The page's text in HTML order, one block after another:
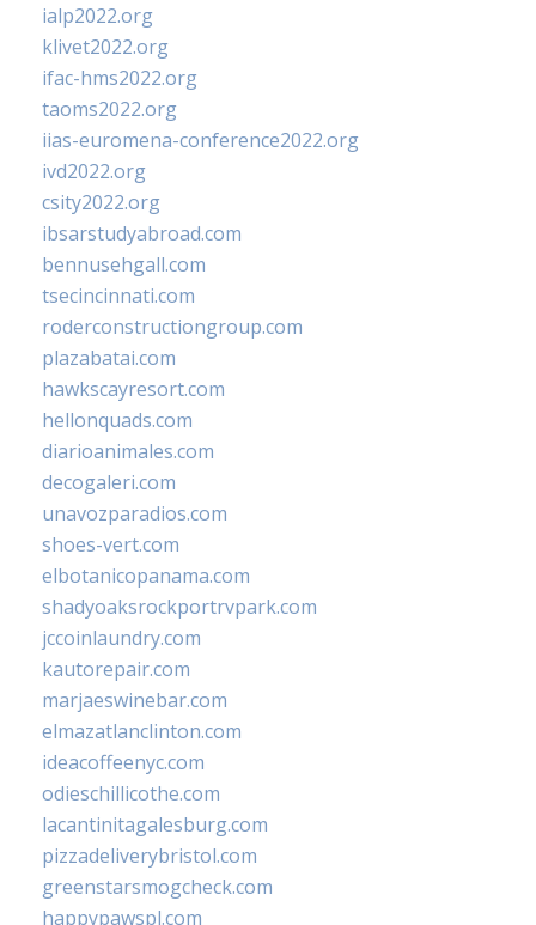
ialp2022.org
klivet2022.org
ifac-hms2022.org
taoms2022.org
iias-euromena-conference2022.org
ivd2022.org
csity2022.org
ibsarstudyabroad.com
bennusehgall.com
tsecincinnati.com
roderconstructiongroup.com
plazabatai.com
hawkscayresort.com
hellonquads.com
diarioanimales.com
decogaleri.com
unavozparadios.com
shoes-vert.com
elbotanicopanama.com
shadyoaksrockportrvpark.com
jccoinlaundry.com
kautorepair.com
marjaeswinebar.com
elmazatlanclinton.com
ideacoffeenyc.com
odieschillicothe.com
lacantinitagalesburg.com
pizzadeliverybristol.com
greenstarsmogcheck.com
happypawspl.com